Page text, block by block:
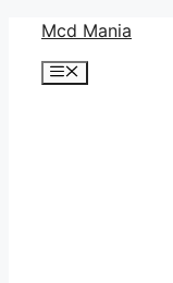
Mcd Mania
メ